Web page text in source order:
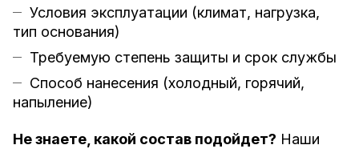
Условия эксплуатации (климат, нагрузка,
тип основания)
Требуемую степень защиты и срок службы
Способ нанесения (холодный, горячий,
напыление)
Не знаете, какой состав подойдет? Наши